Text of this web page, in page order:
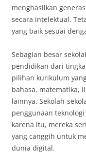
menghasilkan
secara intelektual.
yang baik sesuai
Sebagian besar
pendidikan dari
pilihan kurikulum
bahasa, matematika,
lainnya. Sekolah-
penggunaan
karena itu, mereka
yang canggih untuk
dunia digital.